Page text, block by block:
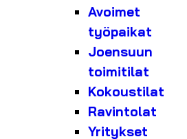
Avoimet
työpaikat
Joensuun
toimitilat
Kokoustilat
Ravintolat
Yritykset